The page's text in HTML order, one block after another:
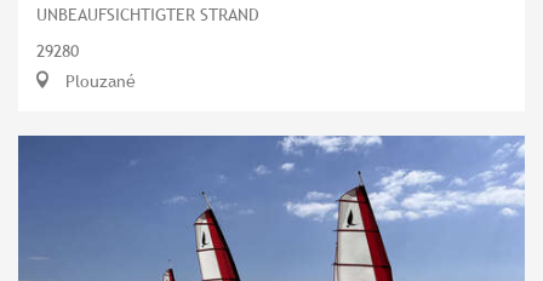
UNBEAUFSICHTIGTER STRAND
29280
Plouzané